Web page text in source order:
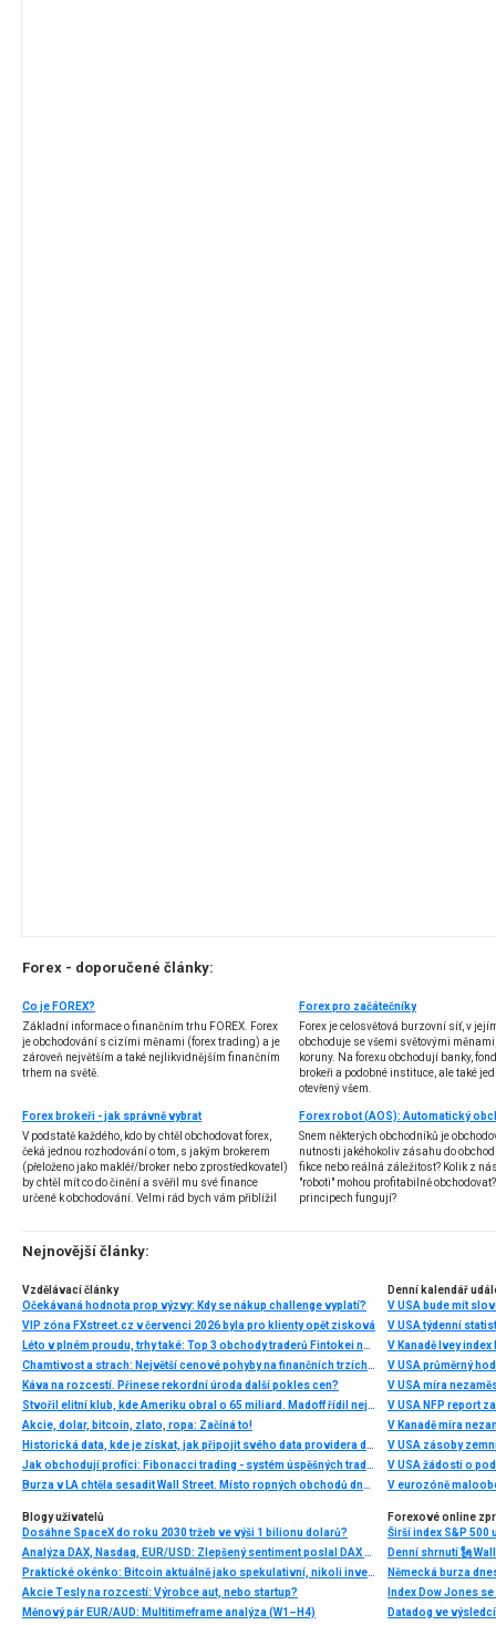
Forex - doporučené články:
Co je FOREX?
Základní informace o finančním trhu FOREX. Forex
je obchodování s cizími měnami (forex trading) a je
zároveň největším a také nejlikvidnějším finančním
trhem na světě.
Forex pro začátečníky
Forex je celosvětová burzovní síť, v
obchoduje se všemi světovými
koruny. Na forexu obchodují banky,
brokeři a podobné instituce, ale také
otevřený všem.
Forex brokeři - jak správně vybrat
V podstatě každého, kdo by chtěl obchodovat forex,
čeká jednou rozhodování o tom, s jakým brokerem
(přeloženo jako makléř/broker nebo zprostředkovatel)
by chtěl mít co do činění a svěřil mu své finance
určené k obchodování. Velmi rád bych vám přiblížil
několik příkladů nejznámějších z nich.
Snem některých obchodníků je
nutnosti jakéhokoliv zásahu do
fikce nebo reálná záležitost? Kolik z
"roboti" mohou profitabilně
principech fungují?
Nejnovější články:
Vzdělávací články
Očekávaná hodnota prop výzvy: Kdy se nákup challenge vyplatí?
VIP zóna FXstreet.cz v červenci 2026 byla pro klienty opět zisková
Léto v plném proudu, trhy také: Top 3 obchody traderů Fintokei na indexech a zlatě
Chamtivost a strach: Největší cenové pohyby na finančních trzích (červenec 2026)
Káva na rozcestí. Přinese rekordní úroda další pokles cen?
Stvořil elitní klub, kde Ameriku obral o 65 miliard. Madoff řídil největší Ponzi dějin
Akcie, dolar, bitcoin, zlato, ropa: Začíná to!
Historická data, kde je získat, jak připojit svého data providera do MultiCharts a proč je budeme potřebovat? (4. díl)
Jak obchodují profíci: Fibonacci trading - systém úspěšných traderů
Burza v LA chtěla sesadit Wall Street. Místo ropných obchodů dnes místem duní basy
Denní kalendář
V USA bude mít
V USA týdenní
V Kanadě Ivey index
V USA průměrný
V USA míra
V USA NFP report
V Kanadě míra
V USA zásoby
V USA žádosti o
V eurozóně
Blogy uživatelů
Dosáhne SpaceX do roku 2030 tržeb ve výši 1 bilionu dolarů?
Analýza DAX, Nasdaq, EUR/USD: Zlepšený sentiment poslal DAX na nová maxima
Praktické okénko: Bitcoin aktuálně jako spekulativní, nikoli investiční aktivum
Akcie Tesly na rozcestí: Výrobce aut, nebo startup?
Měnový pár EUR/AUD: Multitimeframe analýza (W1–H4)
Forexové online
Širší index S&P
Index Dow Jones